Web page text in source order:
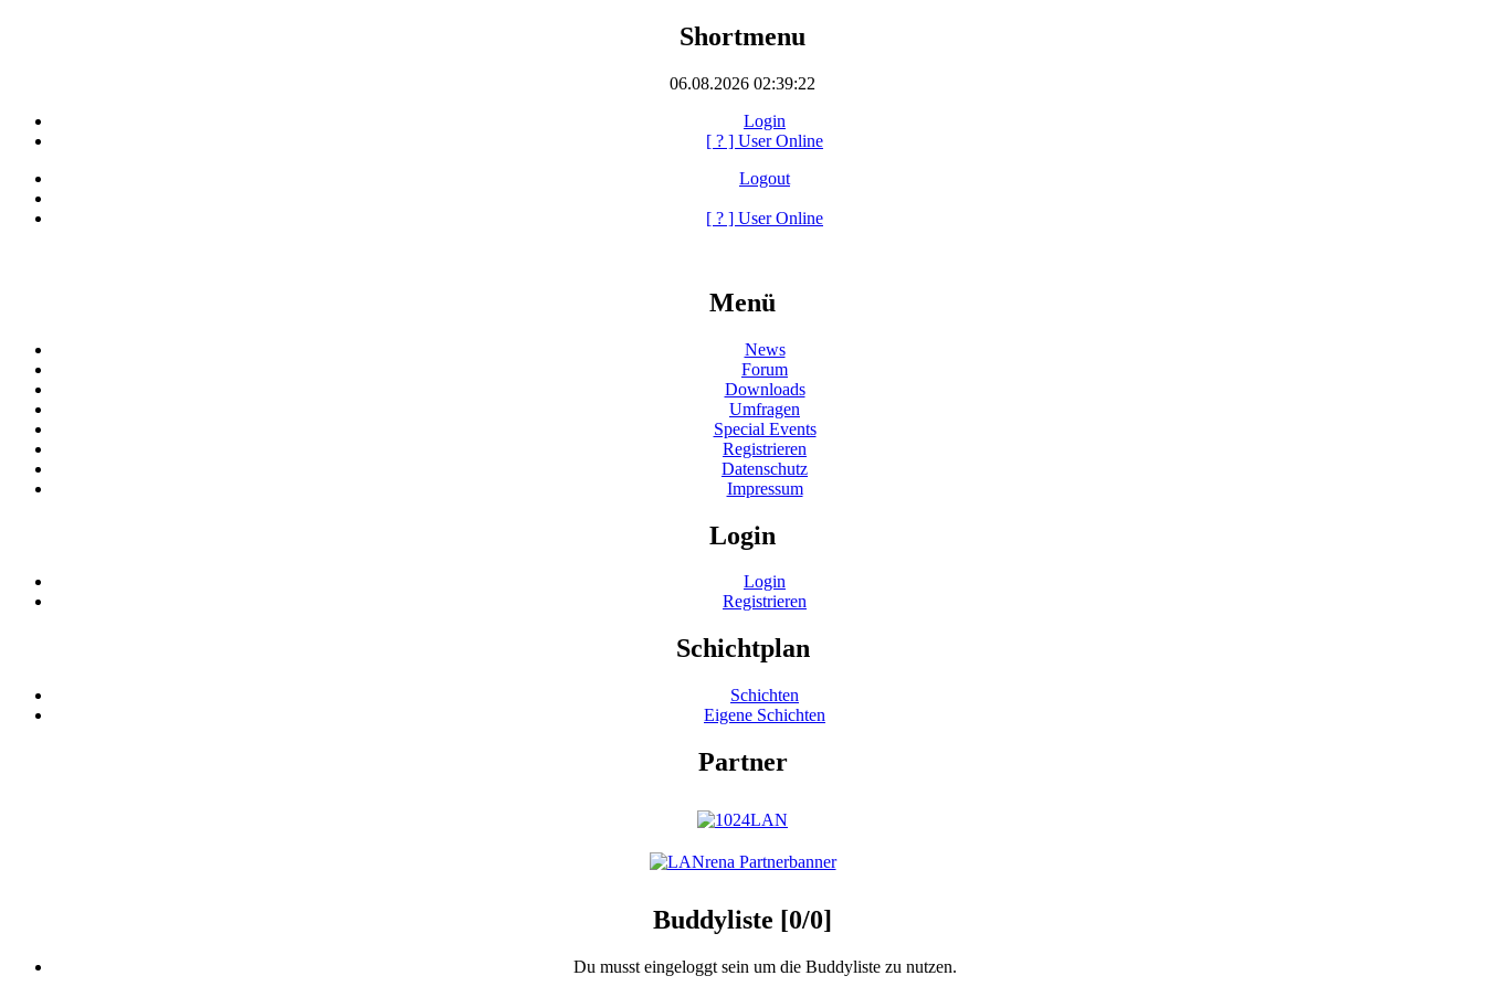
Shortmenu
06.08.2026 02:39:22
Login
[ ? ] User Online
Logout
[ ? ] User Online
Menü
News
Forum
Downloads
Umfragen
Special Events
Registrieren
Datenschutz
Impressum
Login
Login
Registrieren
Schichtplan
Schichten
Eigene Schichten
Partner
Buddyliste [0/0]
Du musst eingeloggt sein um die Buddyliste zu nutzen.